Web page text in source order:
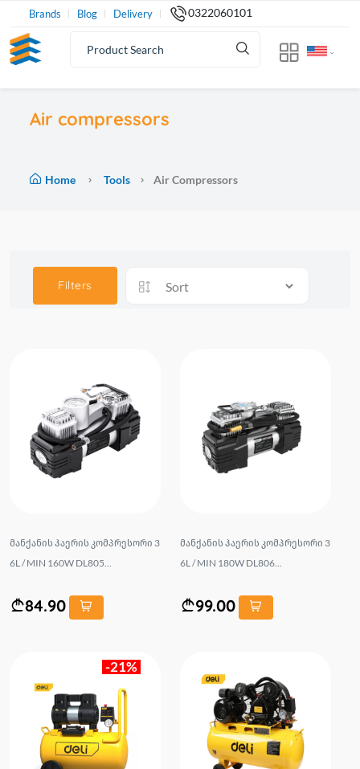
Brands Blog Delivery 0322060101
Air compressors
Home Tools Air Compressors
Filters
მანქანის ჰაერის კომპრესორი 3
6L / MIN 160W DL805...
84.90
მანქანის ჰაერის კომპრესორი 3
6L / MIN 180W DL806...
99.00
-21%